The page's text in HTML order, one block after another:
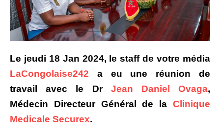
Le jeudi 18 Jan 2024, le staff de votre média
LaCongolaise242 a eu une réunion de
travail avec le Dr Jean Daniel Ovaga,
Médecin Directeur Général de la Clinique
Medicale Securex.